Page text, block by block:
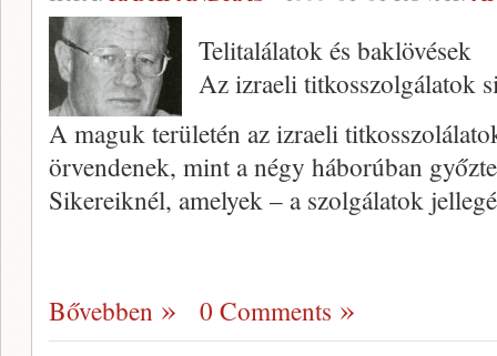
Telitalálatok és baklövések
Az izraeli titkosszolgálatok
A maguk területén az izraeli
örvendenek, mint a négy háború­ban
Sikereiknél, amelyek – a szolgá­latok
Bővebben 0 Comments